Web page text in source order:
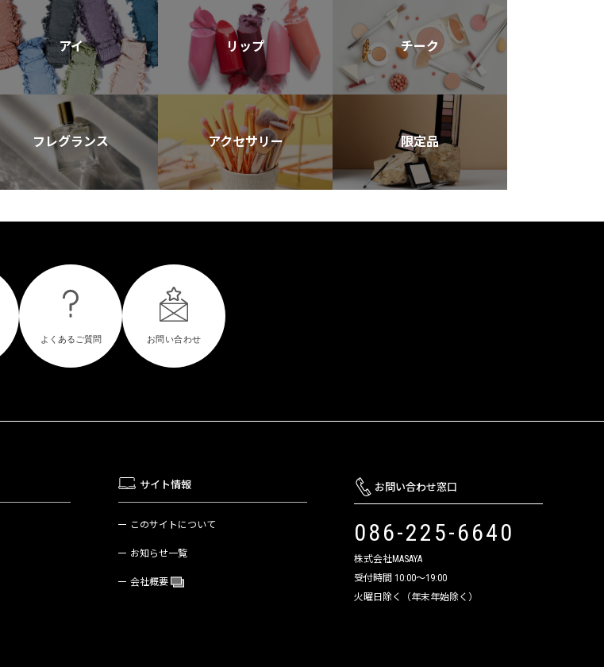
アイ リップ チーク
フレグランス アクセサリー 限定品
サイト情報
このサイトについて
お知らせ一覧
会社概要
お問い合わせ窓口
086-225-6640
株式会社MASAYA
受付時間 10:00～19:00
火曜日除く（年末年始除く）